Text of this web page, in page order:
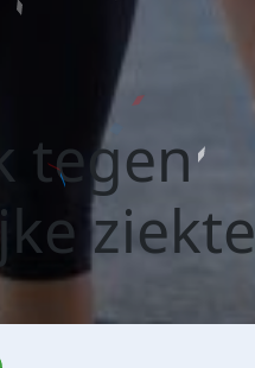
tegen
ziekte